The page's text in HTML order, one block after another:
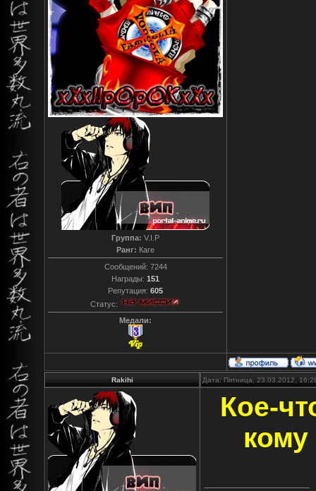
Группа: V.I.P
Ранг: Каге
Сообщений: 7244
Награды: 151
Репутация: 605
Статус:
Медали:
Rakihi Дата: Пятница, 23.03.2012,
Кое-